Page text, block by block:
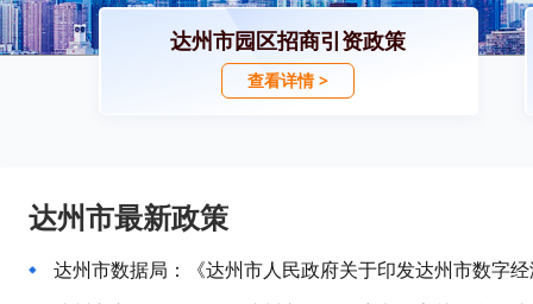
达州市园区招商引资政策
查看详情 >
达州市最新政策